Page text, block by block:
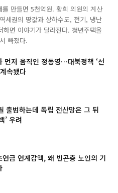
만들면 5천억원. 황희 의원의 계산
세권의 땅값과 상하수도, 전기, 냉난
면 이야기가 달라진다. 청년주택을
빠졌다.
먼저 움직인 정동영…대북정책 ‘선
속됐다
출범하는데 독립 전산망은 그 뒤
’ 우려
연금 연계감액, 왜 빈곤층 노인의 기